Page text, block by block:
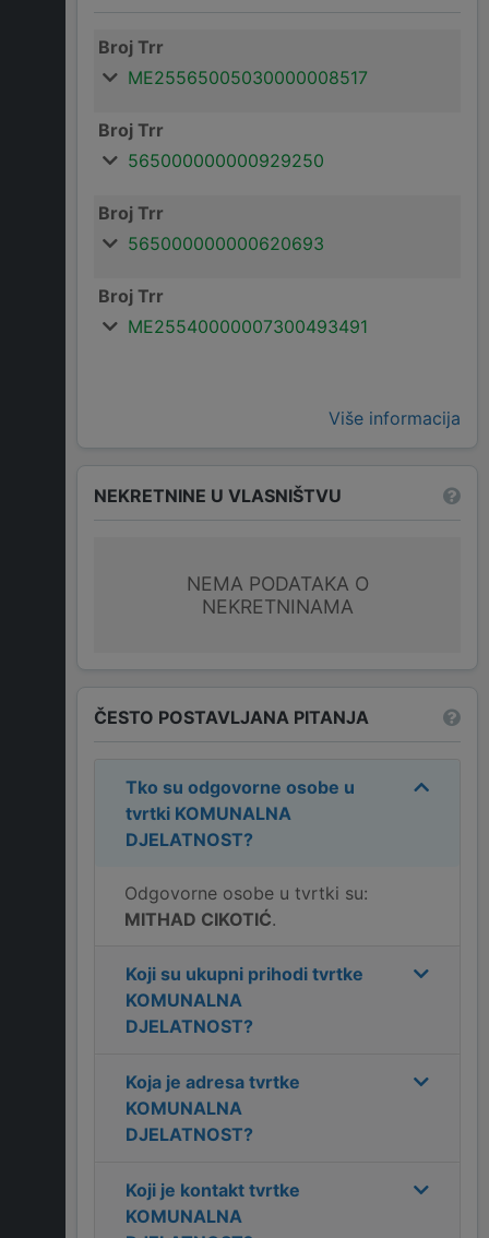
Broj Trr
ME25565005030000008517
Broj Trr
565000000000929250
Broj Trr
565000000000620693
Broj Trr
ME25540000007300493491
Više informacija
NEKRETNINE U VLASNIŠTVU
NEMA PODATAKA O
NEKRETNINAMA
ČESTO POSTAVLJANA PITANJA
Tko su odgovorne osobe u
tvrtki KOMUNALNA
DJELATNOST?
Odgovorne osobe u tvrtki su:
MITHAD CIKOTIĆ.
Koji su ukupni prihodi tvrtke
KOMUNALNA
DJELATNOST?
Koja je adresa tvrtke
KOMUNALNA
DJELATNOST?
Koji je kontakt tvrtke
KOMUNALNA